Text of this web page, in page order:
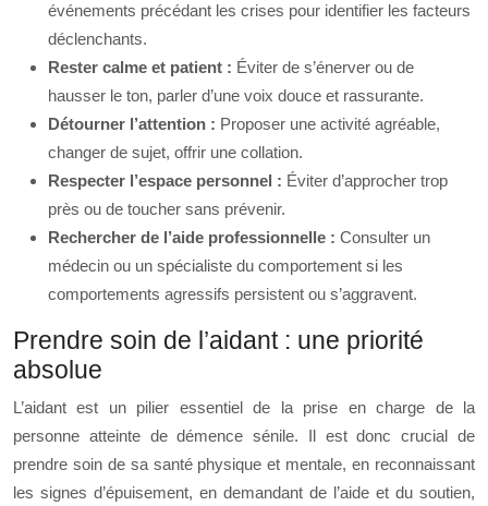
événements précédant les crises pour identifier les facteurs
déclenchants.
Rester calme et patient : Éviter de s’énerver ou de
hausser le ton, parler d’une voix douce et rassurante.
Détourner l’attention : Proposer une activité agréable,
changer de sujet, offrir une collation.
Respecter l’espace personnel : Éviter d’approcher trop
près ou de toucher sans prévenir.
Rechercher de l’aide professionnelle : Consulter un
médecin ou un spécialiste du comportement si les
comportements agressifs persistent ou s’aggravent.
Prendre soin de l’aidant : une priorité
absolue
L’aidant est un pilier essentiel de la prise en charge de la
personne atteinte de démence sénile. Il est donc crucial de
prendre soin de sa santé physique et mentale, en reconnaissant
les signes d’épuisement, en demandant de l’aide et du soutien,